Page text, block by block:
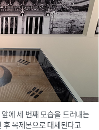
에 세 번째 모습을 드러내는
복제본으로 대체된다고